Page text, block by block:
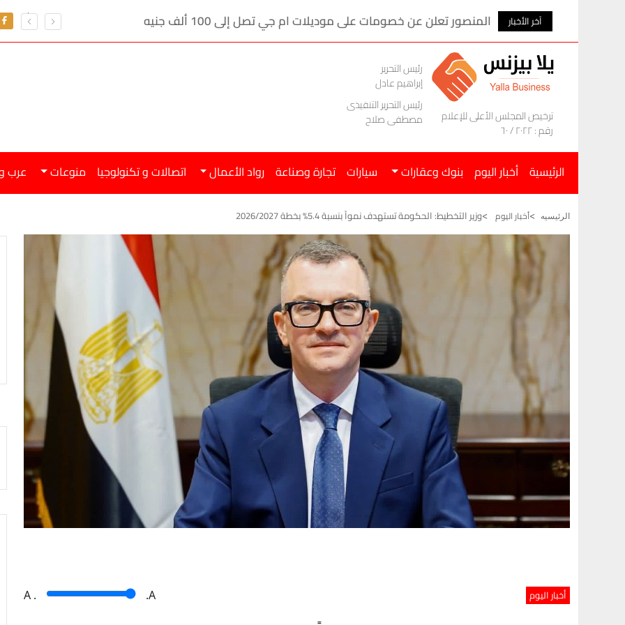
آخر الأخبار احتياطي النقد الأجنبي يرتفع 4.8 مليار دولار في 7 أشهر تعرف على سعر
ترخيص المجلس الأعلى للإعلام
رقم : ٢٠٢٢ / ٦٠
رئيس التحرير
إبراهيم عادل
رئيس التحرير التنفيذى
مصطفى صلاح
الرئيسية أخبار اليوم بنوك وعقارات سيارات تجارة وصناعة رواد الأعمال اتصالات و تكنولوجيا منوعات عرب
الرئيسيه أخبار اليوم وزير التخطيط: الحكومة تستهدف نمواً بنسبة 5.4% بخطة 2026/2027
أخبار اليوم A . .A